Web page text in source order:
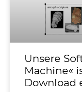
Unsere
Machine«
Download